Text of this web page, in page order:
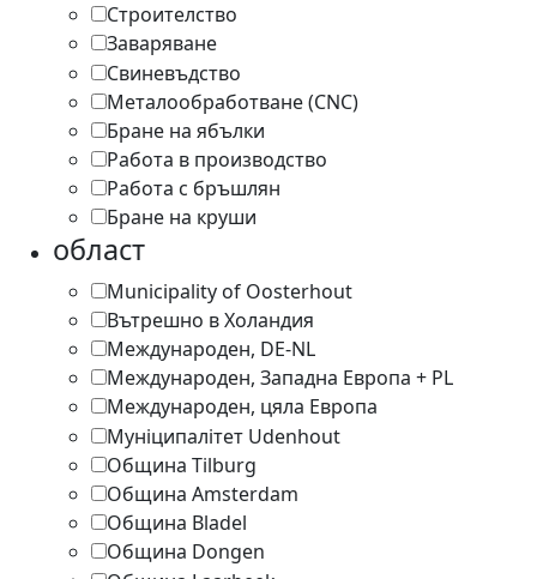
Строителство
Заваряване
Свиневъдство
Металообработване (CNC)
Бране на ябълки
Работа в производство
Работа с бръшлян
Бране на круши
област
Municipality of Oosterhout
Вътрешно в Холандия
Международен, DE-NL
Международен, Западна Европа + PL
Международен, цяла Европа
Муніципалітет Udenhout
Община Tilburg
Община Amsterdam
Община Bladel
Община Dongen